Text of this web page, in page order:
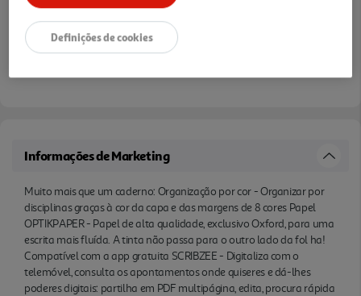
Informações de Marketing
Muito mais que um caderno: Organização por cor - Organizar por
disciplinas graças à cor da capa e das margens de 8 cores Papel
OPTIKPAPER - Papel de alta qualidade, exclusivo Oxford, para uma
escrita mais fluída. A tinta não passa para o outro lado da fol ha!
Compatível com a app gratuita SCRIBZEE - Digitaliza com o
telemóvel, consulta os apontamentos onde quiseres e dá-lhes
poderes digitais: partilha em PDF multipágina, edita, procura rápida
Definições de cookies